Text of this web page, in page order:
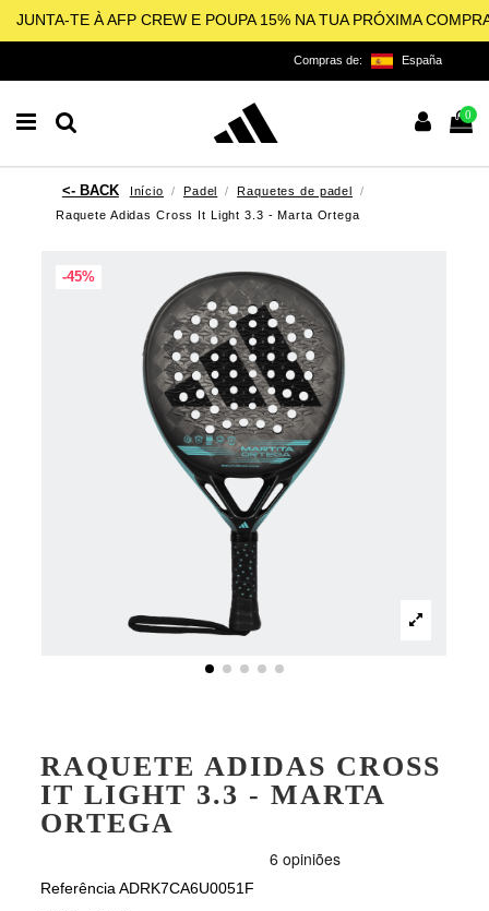
JUNTA-TE À AFP CREW E POUPA 15% NA TUA PRÓXIMA
Compras de: España
0
Início Padel
Raquetes de padel
Raquete Adidas Cross It Light 3.3 - Marta Ortega
-45%
RAQUETE ADIDAS CROSS
IT LIGHT 3.3 - MARTA
ORTEGA
Referência ADRK7CA6U0051F